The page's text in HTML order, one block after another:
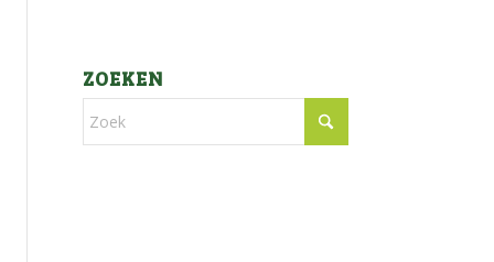
ZOEKEN